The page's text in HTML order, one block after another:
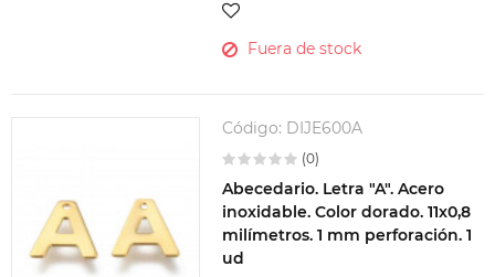
Fuera de stock
Código: DIJE600A
(0)
Abecedario. Letra "A". Acero
inoxidable. Color dorado. 11x0,8
milímetros. 1 mm perforación. 1
ud